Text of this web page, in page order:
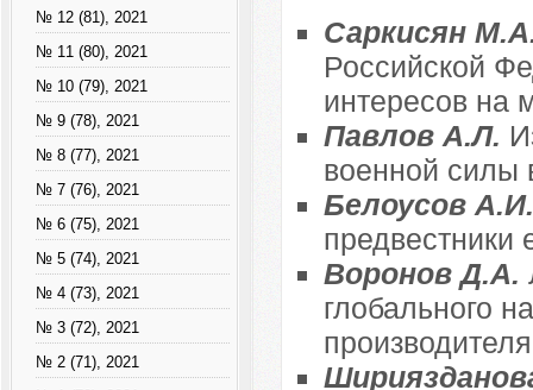
№ 12 (81), 2021
№ 11 (80), 2021
№ 10 (79), 2021
№ 9 (78), 2021
№ 8 (77), 2021
№ 7 (76), 2021
№ 6 (75), 2021
№ 5 (74), 2021
№ 4 (73), 2021
№ 3 (72), 2021
№ 2 (71), 2021
Саркисян
Российской
интересов на
Павлов А.Л.
военной силы
Белоусов
предвестники
Воронов Д.А.
глобального